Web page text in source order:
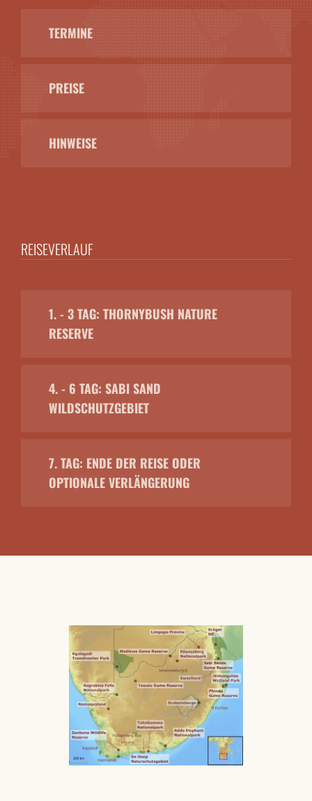
TERMINE
PREISE
HINWEISE
REISEVERLAUF
1. - 3 TAG: THORNYBUSH NATURE
RESERVE
4. - 6 TAG: SABI SAND
WILDSCHUTZGEBIET
7. TAG: ENDE DER REISE ODER
OPTIONALE VERLÄNGERUNG